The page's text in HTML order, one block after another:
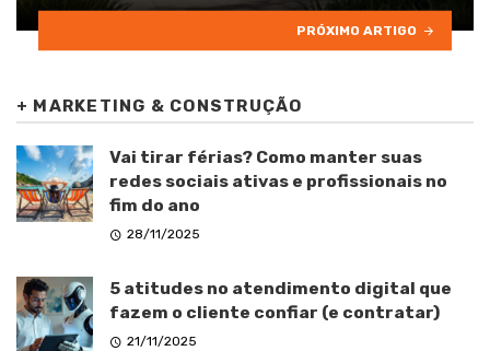
PRÓXIMO ARTIGO
+ MARKETING & CONSTRUÇÃO
Vai tirar férias? Como manter suas
redes sociais ativas e profissionais no
fim do ano
28/11/2025
5 atitudes no atendimento digital que
fazem o cliente confiar (e contratar)
21/11/2025